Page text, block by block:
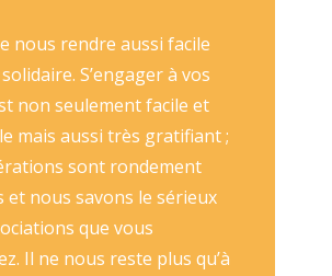
nous rendre aussi facile
S’engager à vos
non seulement facile et
mais aussi très gratifiant ;
sont rondement
et nous savons le sérieux
que vous
Il ne nous reste plus qu’à